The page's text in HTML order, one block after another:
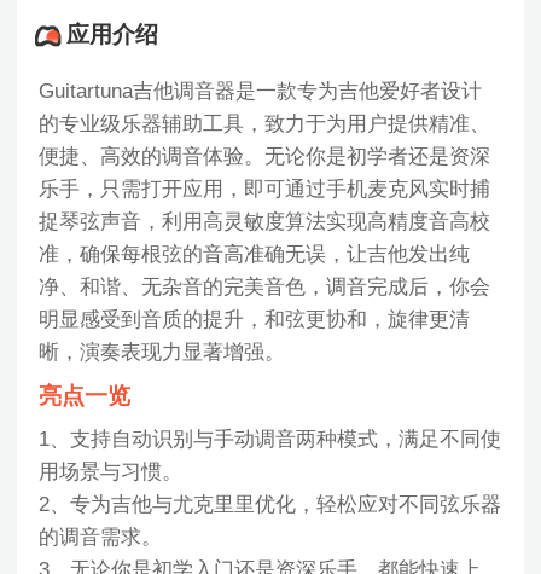
应用介绍
Guitartuna吉他调音器是一款专为吉他爱好者设计
的专业级乐器辅助工具，致力于为用户提供精准、
便捷、高效的调音体验。无论你是初学者还是资深
乐手，只需打开应用，即可通过手机麦克风实时捕
捉琴弦声音，利用高灵敏度算法实现高精度音高校
准，确保每根弦的音高准确无误，让吉他发出纯
净、和谐、无杂音的完美音色，调音完成后，你会
明显感受到音质的提升，和弦更协和，旋律更清
晰，演奏表现力显著增强。
亮点一览
1、支持自动识别与手动调音两种模式，满足不同使
用场景与习惯。
2、专为吉他与尤克里里优化，轻松应对不同弦乐器
的调音需求。